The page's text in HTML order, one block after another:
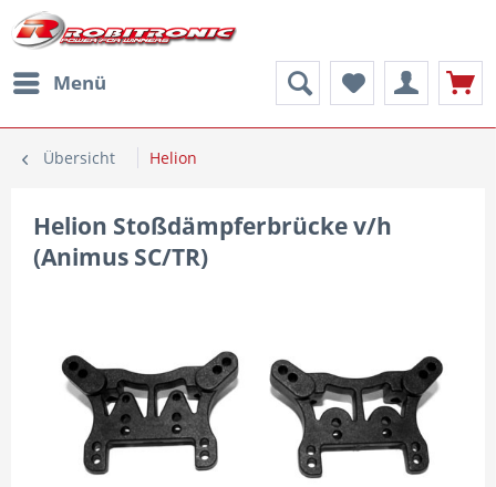
Menü
Übersicht Helion
Helion Stoßdämpferbrücke v/h
(Animus SC/TR)